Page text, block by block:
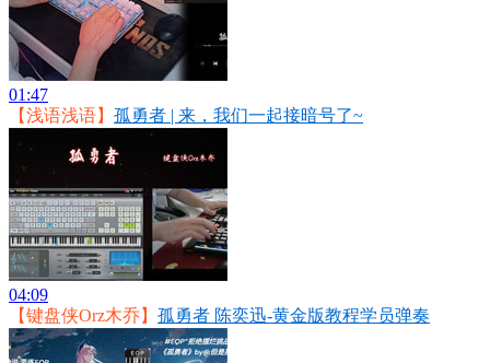
01:47
【浅语浅语】 孤勇者 | 来，我们一起接暗号了~
04:09
【键盘侠Orz木乔】 孤勇者 陈奕迅-黄金版教程学员弹奏